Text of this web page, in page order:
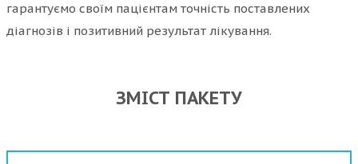
гарантуємо своїм пацієнтам точність поставлених
діагнозів і позитивний результат лікування.
ЗМІСТ ПАКЕТУ